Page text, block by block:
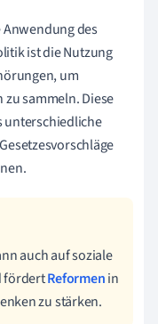
Anwendung des
ist die Nutzung
um
zu sammeln. Diese
unterschiedliche
auch auf soziale
fördertReformenin
zu stärken.